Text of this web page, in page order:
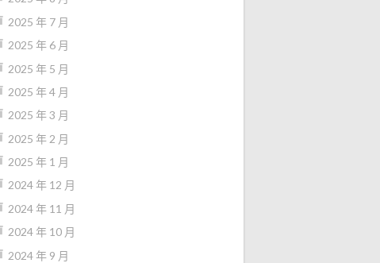
2025 年 7 月
2025 年 6 月
2025 年 5 月
2025 年 4 月
2025 年 3 月
2025 年 2 月
2025 年 1 月
2024 年 12 月
2024 年 11 月
2024 年 10 月
2024 年 9 月